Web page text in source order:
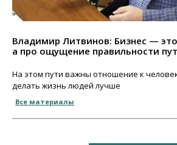
Владимир Литвинов: Бизнес —
а про ощущение правильности
На этом пути важны отношение к
делать жизнь людей лучше
Все материалы